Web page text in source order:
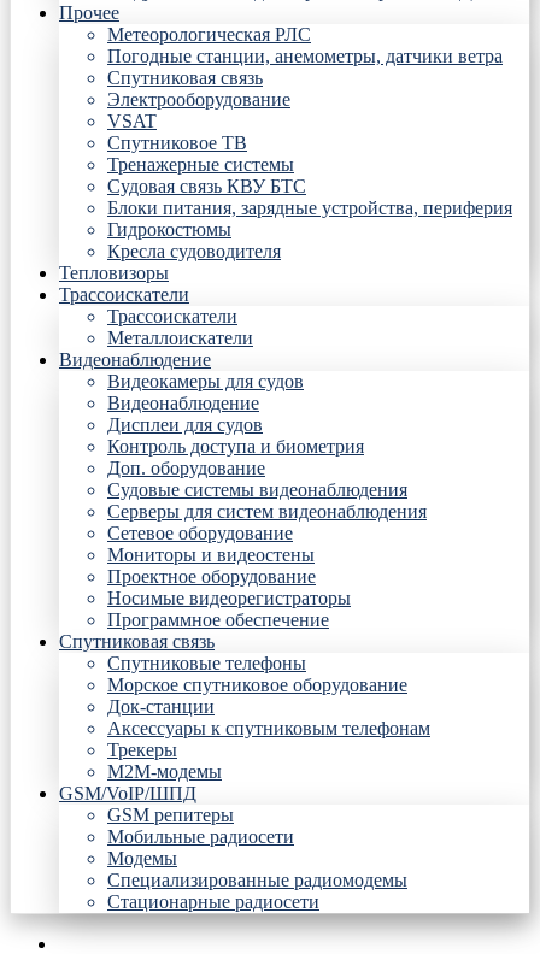
Прочее
Метеорологическая РЛС
Погодные станции, анемометры, датчики ветра
Спутниковая связь
Электрооборудование
VSAT
Спутниковое ТВ
Тренажерные системы
Судовая связь КВУ БТС
Блоки питания, зарядные устройства, периферия
Гидрокостюмы
Кресла судоводителя
Тепловизоры
Трассоискатели
Трассоискатели
Металлоискатели
Видеонаблюдение
Видеокамеры для судов
Видеонаблюдение
Дисплеи для судов
Контроль доступа и биометрия
Доп. оборудование
Судовые системы видеонаблюдения
Серверы для систем видеонаблюдения
Сетевое оборудование
Мониторы и видеостены
Проектное оборудование
Носимые видеорегистраторы
Программное обеспечение
Спутниковая связь
Спутниковые телефоны
Морское спутниковое оборудование
Док-станции
Аксессуары к спутниковым телефонам
Трекеры
М2М-модемы
GSM/VoIP/ШПД
GSM репитеры
Мобильные радиосети
Модемы
Специализированные радиомодемы
Стационарные радиосети